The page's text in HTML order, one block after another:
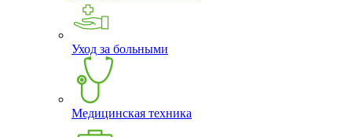
Уход за больными
Медицинская техника